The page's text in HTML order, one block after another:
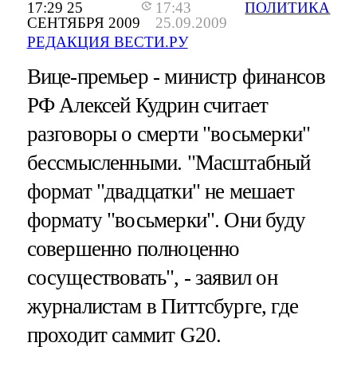
17:29 25
СЕНТЯБРЯ 2009
17:43
25.09.2009
РЕДАКЦИЯ ВЕСТИ.РУ
ПОЛИТИКА
Вице-премьер - министр финансов
РФ Алексей Кудрин считает
разговоры о смерти "восьмерки"
бессмысленными. "Масштабный
формат "двадцатки" не мешает
формату "восьмерки". Они буду
совершенно полноценно
сосуществовать", - заявил он
журналистам в Питтсбурге, где
проходит саммит G20.